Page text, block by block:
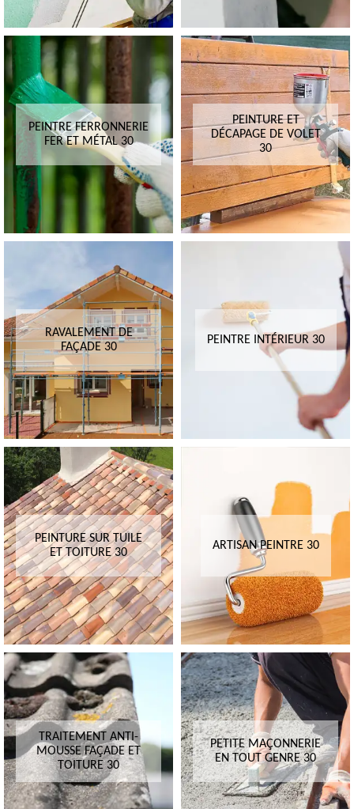
PEINTRE FERRONNERIE
FER ET MÉTAL 30
PEINTURE ET
DÉCAPAGE DE VOLET
30
RAVALEMENT DE
FAÇADE 30
PEINTRE INTÉRIEUR 30
PEINTURE SUR TUILE
ET TOITURE 30
ARTISAN PEINTRE 30
TRAITEMENT ANTI-
MOUSSE FAÇADE ET
TOITURE 30
PETITE MAÇONNERIE
EN TOUT GENRE 30